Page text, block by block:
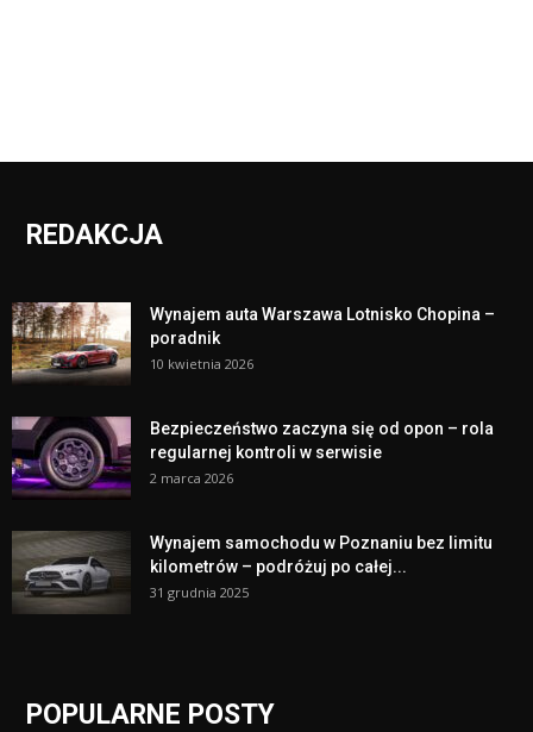
REDAKCJA
Wynajem auta Warszawa Lotnisko Chopina –
poradnik
10 kwietnia 2026
Bezpieczeństwo zaczyna się od opon – rola
regularnej kontroli w serwisie
2 marca 2026
Wynajem samochodu w Poznaniu bez limitu
kilometrów – podróżuj po całej...
31 grudnia 2025
POPULARNE POSTY